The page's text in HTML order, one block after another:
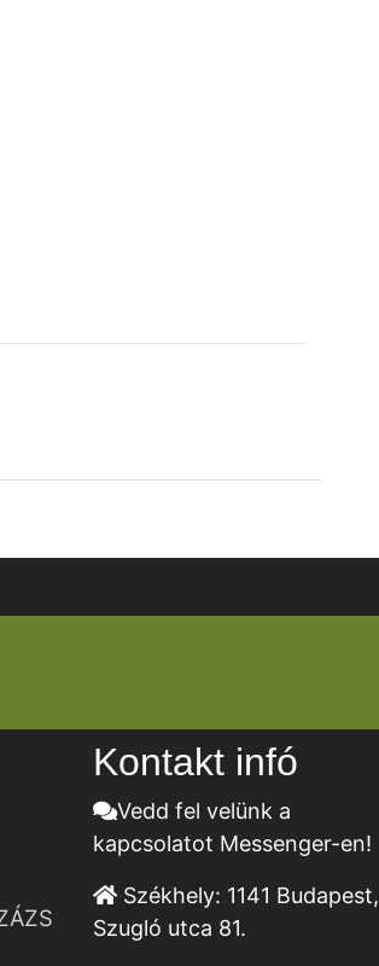
Kontakt infó
Vedd fel velünk a
kapcsolatot Messenger-en!
Székhely: 1141 Budapest,
Szugló utca 81.